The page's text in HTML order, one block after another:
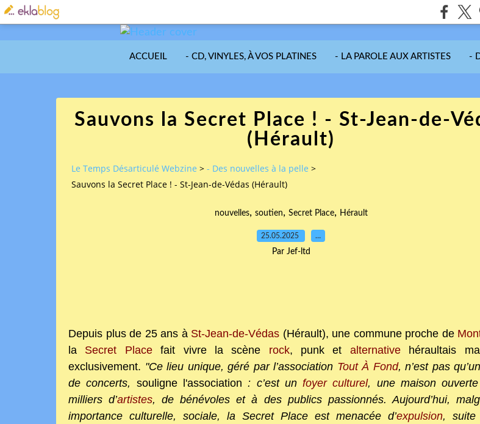
ACCUEIL - CD, VINYLES, À VOS PLATINES - LA PAROLE AUX ARTISTES -
Sauvons la Secret Place ! - St-Jean-de-
(Hérault)
Le Temps Désarticulé Webzine > - Des nouvelles à la pelle >
Sauvons la Secret Place ! - St-Jean-de-Védas (Hérault)
nouvelles, soutien, Secret Place, Hérault
25.05.2025 …
Par Jef-ltd
Depuis plus de 25 ans à St-Jean-de-Védas (Hérault), une commune proche de
la Secret Placefait vivre la scène rock, punk et alternativehéraultais
exclusivement. "Ce lieu unique, géré par l’association Tout À Fond, n’est pas
de concerts, souligne l'association : c’est unfoyer culturel, une maison
milliers d’artistes, de bénévoles et à des publics passionnés. Aujourd’hui,
importance culturelle, sociale, la Secret Place est menacée d’expulsion,